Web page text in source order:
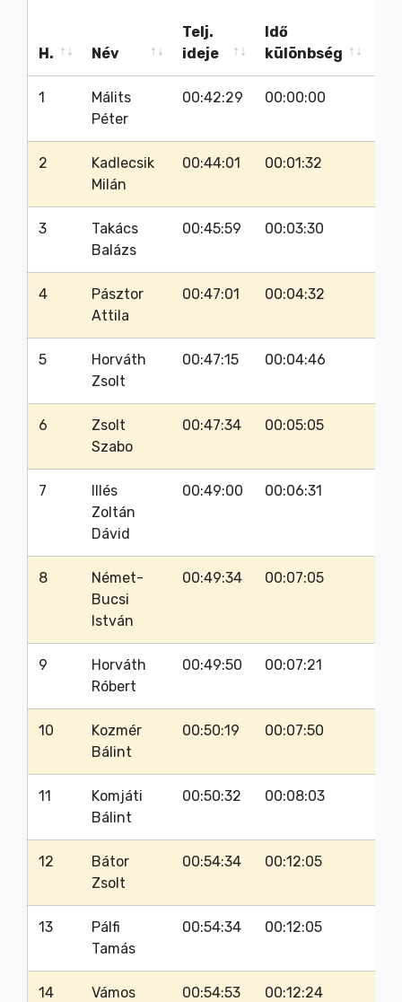
H. Név
Telj.
ideje
Idő
különbség
ideje
különbség
1
Málits
Péter
00:42:29 00:00:00
2
Kadlecsik
Milán
00:44:01 00:01:32
3
Takács
Balázs
00:45:59 00:03:30
4
Pásztor
Attila
00:47:01 00:04:32
5
Horváth
Zsolt
00:47:15 00:04:46
6
Zsolt
Szabo
00:47:34 00:05:05
7
Illés
Zoltán
Dávid
00:49:00 00:06:31
8
Német-
Bucsi
István
00:49:34 00:07:05
9
Horváth
Róbert
00:49:50 00:07:21
10
Kozmér
Bálint
00:50:19 00:07:50
11
Komjáti
Bálint
00:50:32 00:08:03
12
Bátor
Zsolt
00:54:34 00:12:05
13
Pálfi
Tamás
00:54:34 00:12:05
14
Vámos
00:54:53 00:12:24